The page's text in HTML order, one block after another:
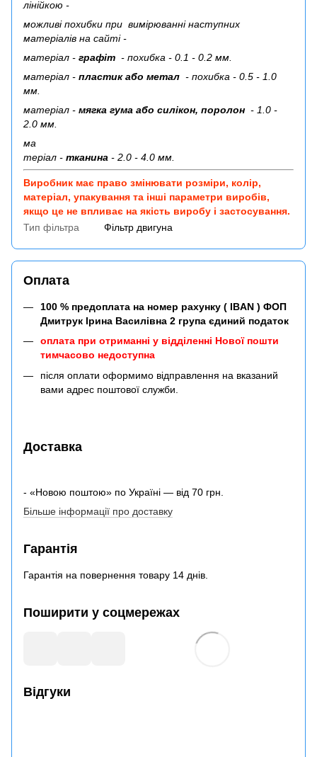
лінійкою -
можливі похибки при вимірюванні наступних
матеріалів на сайті -
матеріал - графіт - похибка - 0.1 - 0.2 мм.
матеріал - пластик або метал - похибка - 0.5 - 1.0
мм.
матеріал - мягка гума або силікон, поролон - 1.0 -
2.0 мм.
ма
теріал - тканина - 2.0 - 4.0 мм.
Виробник має право змінювати розміри, колір,
матеріал, упакування та інші параметри виробів,
якщо це не впливає на якість виробу і застосування.
Тип фільтра
Фільтр двигуна
Оплата
100 % предоплата на номер рахунку ( IBAN ) ФОП
Дмитрук Ірина Василівна 2 група єдиний податок
оплата при отриманні у відділенні Нової пошти
тимчасово недоступна
після оплати оформимо відправлення на вказаний
вами адрес поштової служби.
Доставка
- «Новою поштою» по Україні — від 70 грн.
Більше інформації про доставку
Гарантія
Гарантія на повернення товару 14 днів.
Поширити у соцмережах
Відгуки